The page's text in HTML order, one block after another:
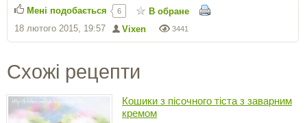
3441
Vixen
18 лютого 2015, 19:57
Мені подобається 6 В обране
Схожі рецепти
Кошики з пісочного тіста з заварним
кремом